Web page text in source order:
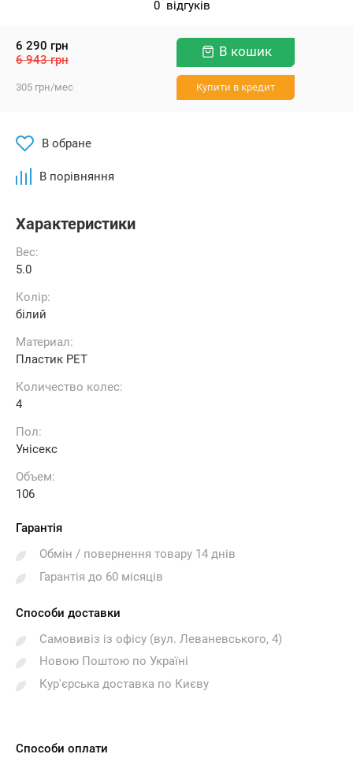
0 відгуків
6 290 грн
6 943 грн
В кошик
305 грн/мес Купити в кредит
В обране
В порівняння
Характеристики
Вес:
5.0
Колір:
білий
Материал:
Пластик РЕТ
Количество колес:
4
Пол:
Унісекс
Объем:
106
Гарантія
Обмін / повернення товару 14 днів
Гарантія до 60 місяців
Способи доставки
Самовивіз із офісу (вул. Леваневського, 4)
Новою Поштою по Україні
Кур'єрська доставка по Києву
Способи оплати